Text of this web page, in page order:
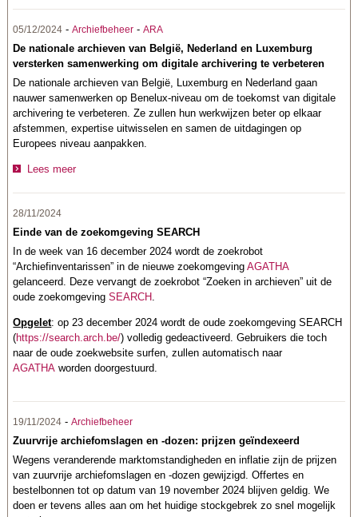
05/12/2024 -Archiefbeheer -ARA
De nationale archieven van België, Nederland en Luxemburg
versterken samenwerking om digitale archivering te verbeteren
De nationale archieven van België, Luxemburg en Nederland gaan
nauwer samenwerken op Benelux-niveau om de toekomst van digitale
archivering te verbeteren. Ze zullen hun werkwijzen beter op elkaar
afstemmen, expertise uitwisselen en samen de uitdagingen op
Europees niveau aanpakken.
Lees meer
28/11/2024
Einde van de zoekomgeving SEARCH
In de week van 16 december 2024 wordt de zoekrobot
“Archiefinventarissen” in de nieuwe zoekomgevingAGATHA
gelanceerd. Deze vervangt de zoekrobot “Zoeken in archieven” uit de
oude zoekomgevingSEARCH
Opgelet: op 23 december 2024 wordt de oude zoekomgeving SEARCH
(https://search.arch.be/) volledig gedeactiveerd. Gebruikers die toch
naar de oude zoekwebsite surfen, zullen automatisch naar
AGATHA worden doorgestuurd.
19/11/2024 -Archiefbeheer
Zuurvrije archiefomslagen en -dozen: prijzen geïndexeerd
Wegens veranderende marktomstandigheden en inflatie zijn de prijzen
van zuurvrije archiefomslagen en -dozen gewijzigd. Offertes en
bestelbonnen tot op datum van 19 november 2024 blijven geldig. We
doen er tevens alles aan om het huidige stockgebrek zo snel mogelijk